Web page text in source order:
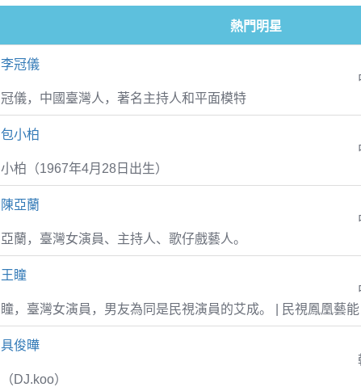
熱門明星
李冠儀
冠儀，中國臺灣人，著名主持人和平面模特
包小柏
小柏（1967年4月28日出生）
陳亞蘭
亞蘭，臺灣女演員、主持人、歌仔戲藝人。
王瞳
瞳，臺灣女演員，男友為同是民視演員的艾成。 | 民視鳳凰藝能
具俊曄
（DJ.koo）